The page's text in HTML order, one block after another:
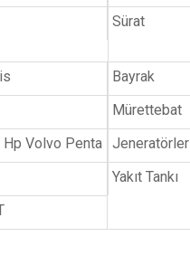
Sürat
Bayrak
Mürettebat
Hp Volvo Penta Jeneratörler
Yakıt Tankı